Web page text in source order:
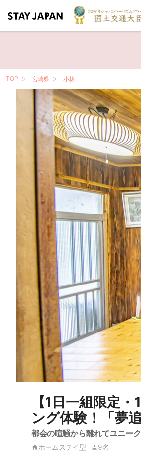
TOP 宮崎県 小林
【1日一組限定
ング体験！「夢
都会の喧騒から離れてユニー
ホームステイ型 9名